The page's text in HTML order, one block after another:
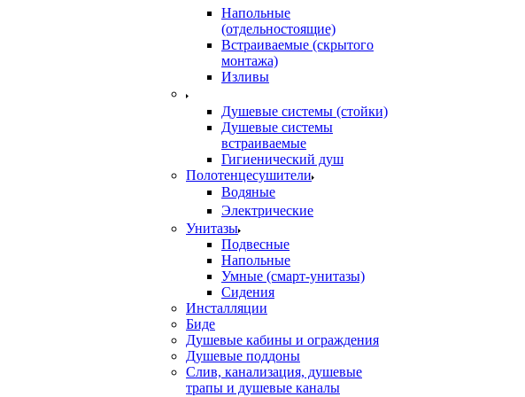
Напольные
(отдельностоящие)
Встраиваемые (скрытого
монтажа)
Изливы
Душевые системы (стойки)
Душевые системы
встраиваемые
Гигиенический душ
Полотенцесушители
ㅤВодяные
ㅤЭлектрические
Унитазы
Подвесные
Напольные
Умные (смарт-унитазы)
Сидения
Инсталляции
Биде
Душевые кабины и ограждения
Душевые поддоны
Слив, канализация, душевые
трапы и душевые каналы